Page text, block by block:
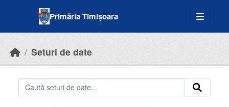
Primăria Timișoara
Seturi de date